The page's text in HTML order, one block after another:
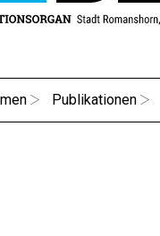
Publikationen